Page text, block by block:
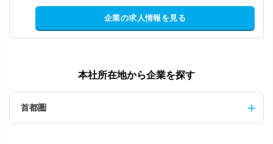
企業の求人情報を見る
本社所在地から企業を探す
首都圏